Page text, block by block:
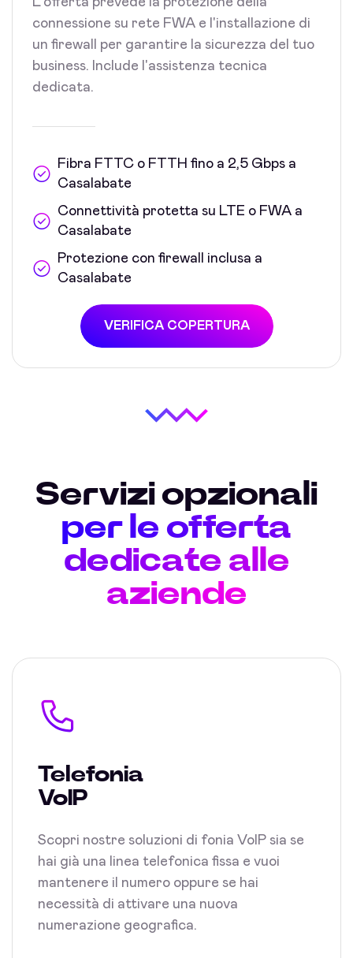
connessione su rete FWA e l'installazione di
un firewall per garantire la sicurezza del tuo
business. Include l'assistenza tecnica
dedicata.
Fibra FTTC o FTTH fino a 2,5 Gbps a
Casalabate
Connettività protetta su LTE o FWA a
Casalabate
Protezione con firewall inclusa a
Casalabate
VERIFICA COPERTURA
Servizi opzionali
per le offerta
dedicate alle
aziende
Telefonia
VoIP
Scopri nostre soluzioni di fonia VoIP sia se
hai già una linea telefonica fissa e vuoi
mantenere il numero oppure se hai
necessità di attivare una nuova
numerazione geografica.